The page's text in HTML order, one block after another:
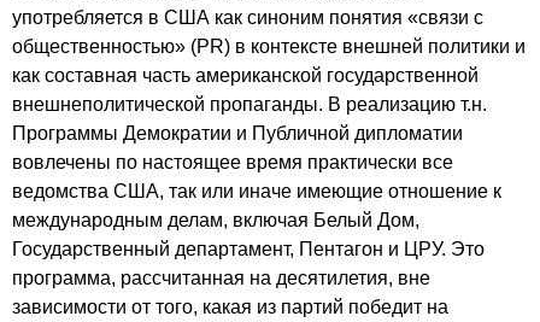
употребляется в США как синоним понятия «связи с
общественностью» (PR) в контексте внешней политики и
как составная часть американской государственной
внешнеполитической пропаганды. В реализацию т.н.
Программы Демократии и Публичной дипломатии
вовлечены по настоящее время практически все
ведомства США, так или иначе имеющие отношение к
международным делам, включая Белый Дом,
Государственный департамент, Пентагон и ЦРУ. Это
программа, рассчитанная на десятилетия, вне
зависимости от того, какая из партий победит на